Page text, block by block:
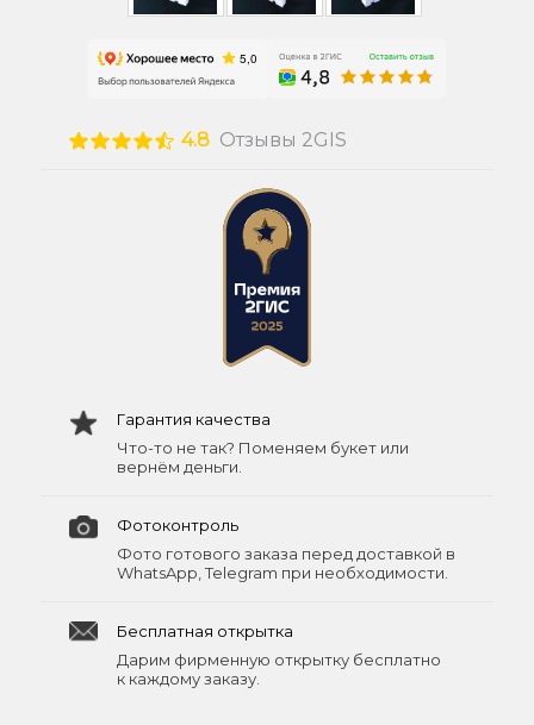
4.8 Отзывы 2GIS
Гарантия качества
Что-то не так? Поменяем букет или
вернём деньги.
Фотоконтроль
Фото готового заказа перед доставкой в
WhatsApp, Telegram при необходимости.
Бесплатная открытка
Дарим фирменную открытку бесплатно
к каждому заказу.